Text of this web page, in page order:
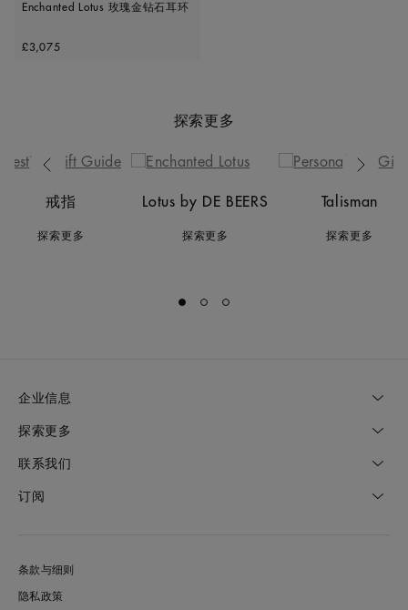
Enchanted Lotus 玫瑰金钻石耳环
Original price
£3,075
探索更多
戒指
探索更多
Lotus by DE BEERS
探索更多
Talisman
探索更多
企业信息
探索更多
联系我们
订阅
条款与细则
隐私政策